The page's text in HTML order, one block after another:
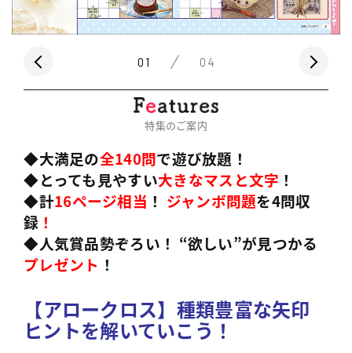
01 04
特集のご案内
◆大満足の全140問で遊び放題！
◆とっても見やすい大きなマスと文字 ！
◆計16ページ相当 ！ ジャンボ問題を4問収
録 ！
◆人気賞品勢ぞろい！ “欲しい”が見つかる
プレゼント ！
【アロークロス】種類豊富な矢印
ヒントを解いていこう！